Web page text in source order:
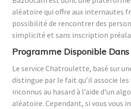
aléatoire qui offre aux internautes
possibilité de rencontrer des
simplicité et sans inscription
Programme Disponible Dans
Le service Chatroulette, basé sur
distingue par le fait qu’il associe
inconnus au hasard à l’aide d’un
aléatoire. Cependant, si vous vous